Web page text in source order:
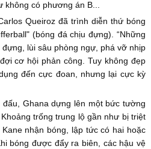
không có phương án B...
Queiroz đã trình diễn thứ bóng
(bóng đá chịu đựng). “Những
đựng, lùi sâu phòng ngự, phá vỡ nhịp
cơ hội phản công. Tuy không đẹp
đến cực đoan, nhưng lại cực kỳ
Ghana dựng lên một bức tường
trống trung lộ gần như bị triệt
nhận bóng, lập tức có hai hoặc
bóng được đẩy ra biên, các hậu vệ